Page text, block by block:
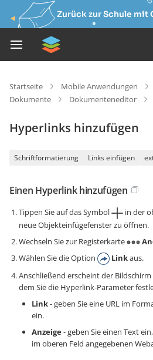
Zurück zur Schule mit
Startseite Mobile Anwendungen
Dokumente
Dokumenteneditor
Hyperlinks hinzufügen
Schriftformatierung Links einfügen
Einen Hyperlink hinzufügen
Tippen Sie auf das Symbol
in der
neue Objekteinfügefenster zu öffnen.
Wechseln Sie zur Registerkarte
Wählen Sie die Option
Linkaus.
Anschließend erscheint der Bildschirm
dem Sie die Hyperlink-Parameter
Link- geben Sie eine URL im
ein.
Anzeige- geben Sie einen Text
im oberen Feld angegebenen